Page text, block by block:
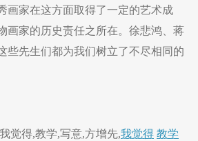
画家在这方面取得了一定的艺术成
画家的历史责任之所在。徐悲鸿、蒋
些先生们都为我们树立了不尽相同的
觉得,教学,写意,方增先,我觉得 教学